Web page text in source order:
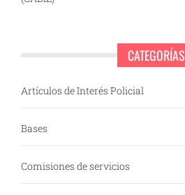
CATEGORÍAS
Artículos de Interés Policial
Bases
Comisiones de servicios